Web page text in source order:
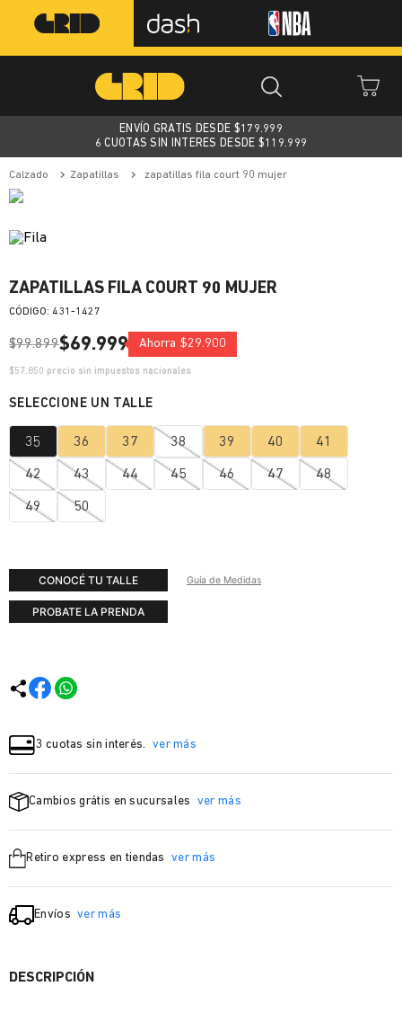
ENVÍO GRATIS DESDE $179.999
6 CUOTAS SIN INTERES DESDE $119.999
calzado zapatillas zapatillas fila court 90 mujer
ZAPATILLAS FILA COURT 90 MUJER
: 431-1427
$99.899$69.999 Ahorra $29.900
$57.850 precio sin impuestos nacionales
35 36 37 38 39 40 41
42 43 44 45 46 47 48
49 50
CONOCÉ TU TALLE Guía de Medidas
PROBATE LA PRENDA
3 cuotas sin interés. ver más
Cambios grátis en sucursales ver más
Retiro express en tiendas ver más
Envíos ver más
DESCRIPCIÓN